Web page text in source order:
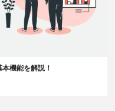
機能を解説！